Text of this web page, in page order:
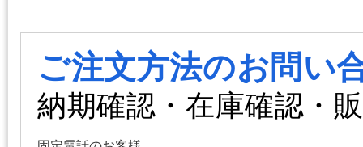
ご注文方法のお問い
納期確認・在庫確認・